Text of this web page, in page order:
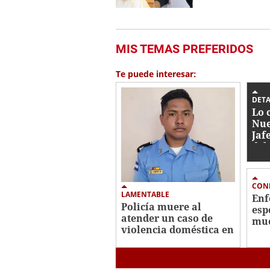
MIS TEMAS PREFERIDOS
Te puede interesar:
LAMENTABLE
Policía muere al
atender un caso de
violencia doméstica en
Lo